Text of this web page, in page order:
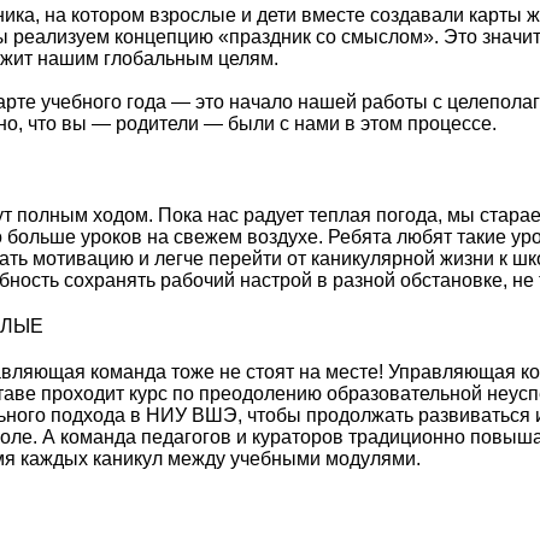
на котором взрослые и дети вместе создавали карты
реализуем концепцию «праздник со смыслом». Это
нашим глобальным целям.
учебного года — это начало нашей работы с
что вы — родители — были с нами в этом процессе.
полным ходом. Пока нас радует теплая погода, мы
больше уроков на свежем воздухе. Ребята любят такие
мотивацию и легче перейти от каникулярной жизни к
сохранять рабочий настрой в разной обстановке, не
команда тоже не стоят на месте! Управляющая
проходит курс по преодолению образовательной
подхода в НИУ ВШЭ, чтобы продолжать развиваться
А команда педагогов и кураторов традиционно
каждых каникул между учебными модулями.